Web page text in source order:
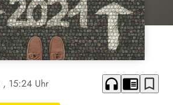
, 15:24 Uhr headphones chrome_reader_mode bookmark_border